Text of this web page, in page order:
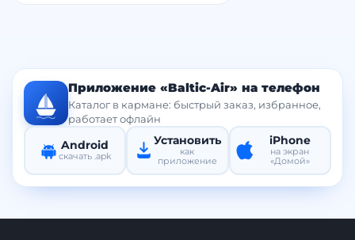
Приложение «Baltic-Air» на телефон
Каталог в кармане: быстрый заказ, избранное,
работает офлайн
Android
скачать .apk
Установить
как
приложение
iPhone
на экран
«Домой»